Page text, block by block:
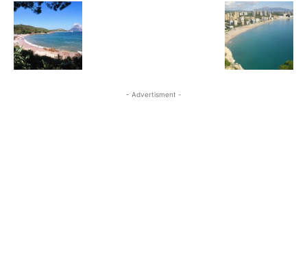
- Advertisment -